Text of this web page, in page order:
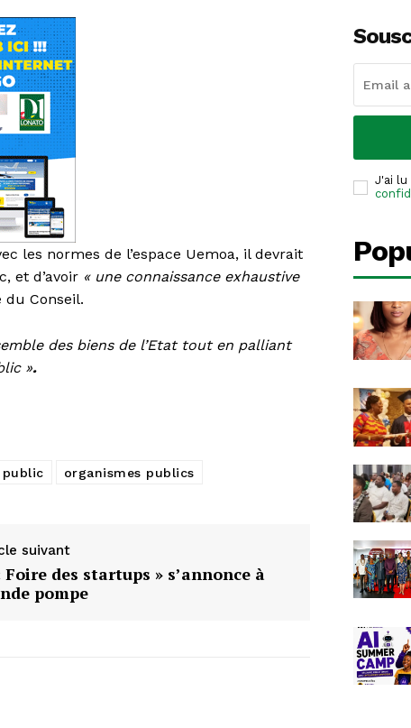
les normes de l’espace Uemoa, il devrait
et d’avoir « une connaissance exhaustive
Conseil.
des biens de l’Etat tout en palliant
».
organismes publics
suivant
Foire des startups » s’annonce à
pompe
J'ai lu